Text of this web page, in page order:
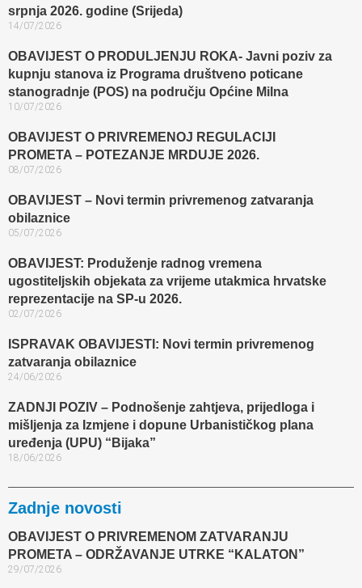
srpnja 2026. godine (Srijeda)
14/07/2026
OBAVIJEST O PRODULJENJU ROKA- Javni poziv za
kupnju stanova iz Programa društveno poticane
stanogradnje (POS) na području Općine Milna
10/07/2026
OBAVIJEST O PRIVREMENOJ REGULACIJI
PROMETA – POTEZANJE MRDUJE 2026.
08/07/2026
OBAVIJEST – Novi termin privremenog zatvaranja
obilaznice​
05/07/2026
OBAVIJEST: Produženje radnog vremena
ugostiteljskih objekata za vrijeme utakmica hrvatske
reprezentacije na SP-u 2026.
02/07/2026
ISPRAVAK OBAVIJESTI: Novi termin privremenog
zatvaranja obilaznice​
24/06/2026
ZADNJI POZIV – Podnošenje zahtjeva, prijedloga i
mišljenja za Izmjene i dopune Urbanističkog plana
uređenja (UPU) “Bijaka”
18/06/2026
Zadnje novosti
OBAVIJEST O PRIVREMENOM ZATVARANJU
PROMETA – ODRŽAVANJE UTRKE “KALATON”
29/07/2026